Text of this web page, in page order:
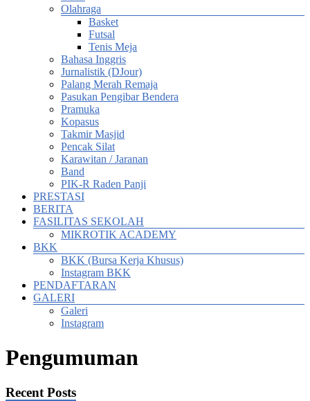
Olahraga
Basket
Futsal
Tenis Meja
Bahasa Inggris
Jurnalistik (DJour)
Palang Merah Remaja
Pasukan Pengibar Bendera
Pramuka
Kopasus
Takmir Masjid
Pencak Silat
Karawitan / Jaranan
Band
PIK-R Raden Panji
PRESTASI
BERITA
FASILITAS SEKOLAH
MIKROTIK ACADEMY
BKK
BKK (Bursa Kerja Khusus)
Instagram BKK
PENDAFTARAN
GALERI
Galeri
Instagram
Pengumuman
Recent Posts